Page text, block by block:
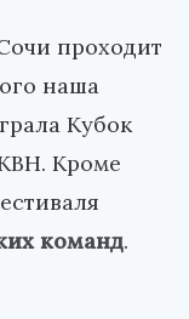
проходит
наша
Кубок
Кроме
команд.